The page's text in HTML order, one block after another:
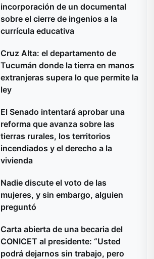
incorporación de un documental
sobre el cierre de ingenios a la
currícula educativa
Cruz Alta: el departamento de
Tucumán donde la tierra en manos
extranjeras supera lo que permite la
ley
El Senado intentará aprobar una
reforma que avanza sobre las
tierras rurales, los territorios
incendiados y el derecho a la
vivienda
Nadie discute el voto de las
mujeres, y sin embargo, alguien
preguntó
Carta abierta de una becaria del
CONICET al presidente: “Usted
podrá dejarnos sin trabajo, pero